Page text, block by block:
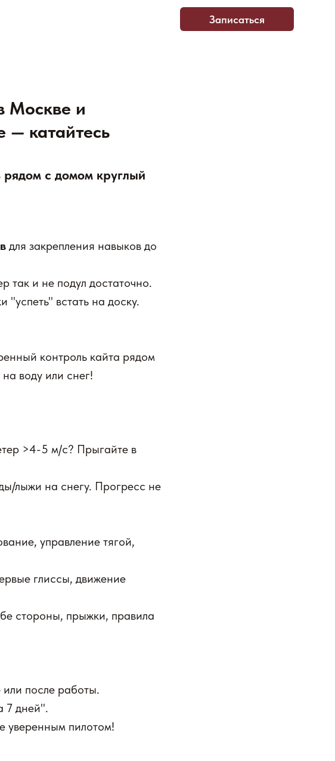
Записаться
Москве и
— катайтесь
рядом с домом круглый
для закрепления навыков до
так и не подул достаточно.
встать на доску.
контроль кайта рядом
воду или снег!
>4-5 м/с? Прыгайте в
лыжи на снегу. Прогресс не
управление тягой,
глиссы, движение
стороны, прыжки, правила
после работы.
7 дней".
уверенным пилотом!